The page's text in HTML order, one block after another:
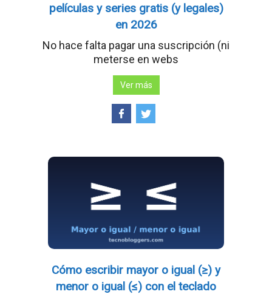
películas y series gratis (y legales)
en 2026
No hace falta pagar una suscripción (ni
meterse en webs
Ver más
Cómo escribir mayor o igual (≥) y
menor o igual (≤) con el teclado